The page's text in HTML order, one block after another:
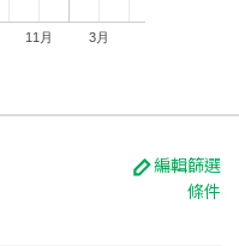
11月 3月
編輯篩選
條件